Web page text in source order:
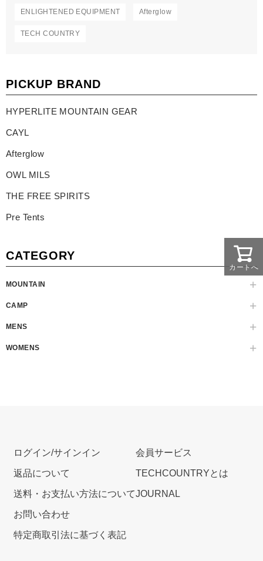
ENLIGHTENED EQUIPMENT Afterglow
TECH COUNTRY
PICKUP BRAND
HYPERLITE MOUNTAIN GEAR
CAYL
Afterglow
OWL MILS
THE FREE SPIRITS
Pre Tents
CATEGORY
MOUNTAIN
CAMP
MENS
WOMENS
カートへ
ログイン/サインイン
返品について
送料・お支払い方法について
お問い合わせ
特定商取引法に基づく表記
会員サービス
TECHCOUNTRYとは
JOURNAL